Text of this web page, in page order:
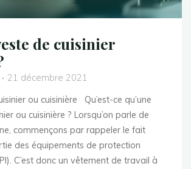
de cuisinier
21 décembre 2021
ou cuisinière Qu’est-ce qu’une
ou cuisinière ? Lorsqu’on parle de
commençons par rappeler le fait
des équipements de protection
C’est donc un vêtement de travail à